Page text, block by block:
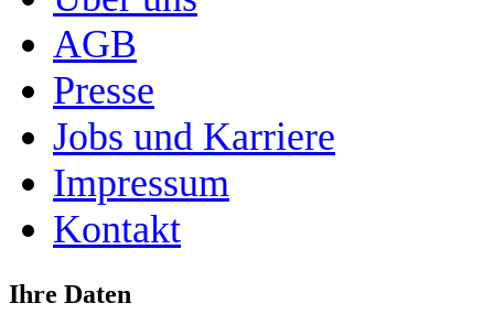
AGB
Presse
Jobs und Karriere
Impressum
Kontakt
Ihre Daten